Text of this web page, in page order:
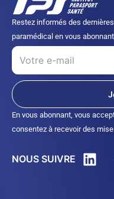
Restez informés des
paramédical en vous
En vous abonnant, vous
consentez à recevoir des
NOUS SUIVRE